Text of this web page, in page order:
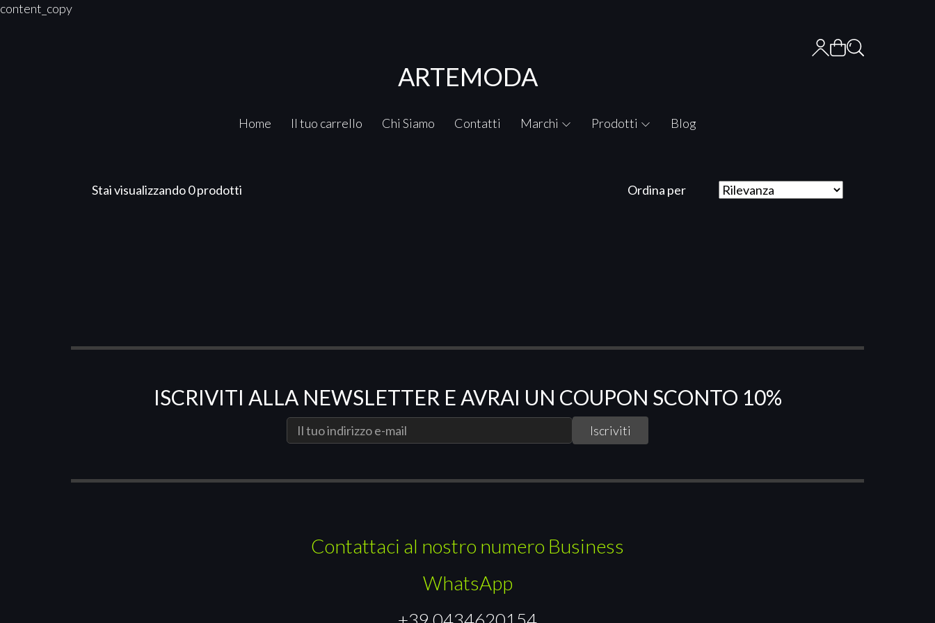
content_copy
ARTEMODA
Home Il tuo carrello Chi Siamo Contatti Marchi Prodotti Blog
Stai visualizzando 0 prodotti Ordina per
ISCRIVITI ALLA NEWSLETTER E AVRAI UN COUPON SCONTO 10%
Contattaci al nostro numero Business
WhatsApp